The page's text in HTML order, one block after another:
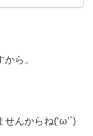
ら。
んからね(‘ω’`)